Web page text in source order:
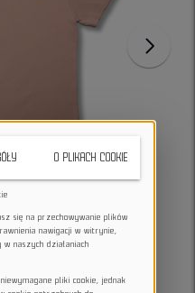
O PLIKACH COOKIE
się na przechowywanie plików
nawigacji w witrynie,
naszych działaniach
pliki cookie, jednak